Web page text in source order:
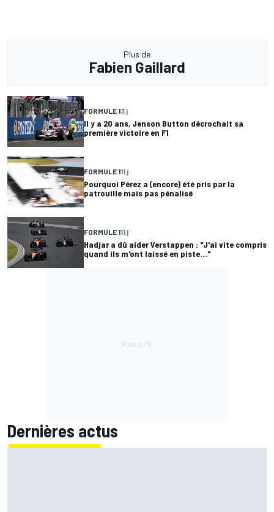
Plus de
Fabien Gaillard
FORMULE 13 j
Il y a 20 ans, Jenson Button décrochait sa
première victoire en F1
FORMULE 111 j
Pourquoi Pérez a (encore) été pris par la
patrouille mais pas pénalisé
FORMULE 111 j
Hadjar a dû aider Verstappen : "J'ai vite compris
quand ils m'ont laissé en piste..."
Dernières actus